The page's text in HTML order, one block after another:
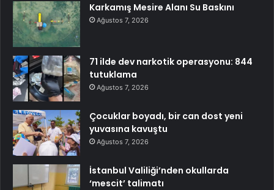
Karkamış Mesire Alanı Su Baskını
Ağustos 7, 2026
71 ilde dev narkotik operasyonu: 844
tutuklama
Ağustos 7, 2026
Çocuklar boyadı, bir can dost yeni
yuvasına kavuştu
Ağustos 7, 2026
İstanbul Valiliği’nden okullarda
‘mescit’ talimatı